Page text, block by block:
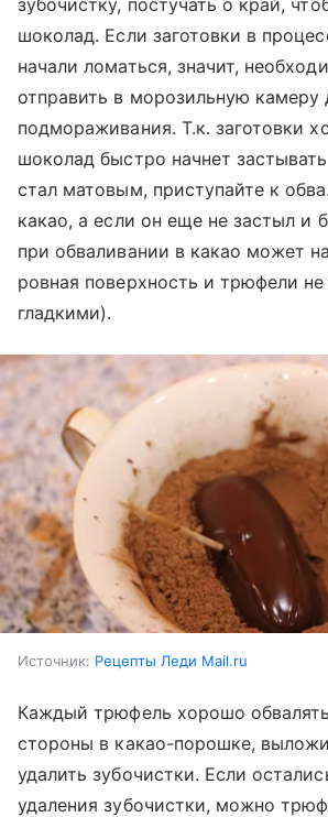
шоколад. Если заготовки в
начали ломаться, значит,
отправить в морозильную камеру
подмораживания. Т.к. заготовки
шоколад быстро начнет
стал матовым, приступайте к
какао, а если он еще не застыл и
при обваливании в какао может
ровная поверхность и трюфели не
гладкими).
Источник: Рецепты Леди Mail.ru
Каждый трюфель хорошо
стороны в какао-порошке,
удалить зубочистки. Если
удаления зубочистки, можно